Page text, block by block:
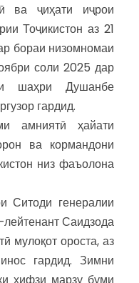
ва ҷиҳати иҷрои
Тоҷикистон аз 21
бораи низомномаи
соли 2025 дар
шаҳри Душанбе
гардид.
амниятӣ ҳайати
ва кормандони
низ фаъолона
Ситоди генералии
Саидзода
мулоқот ороста, аз
гардид. Зимни
ҳифзи марзу буми